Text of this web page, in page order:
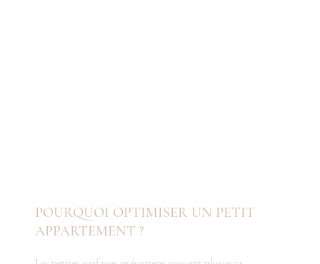
POURQUOI OPTIMISER UN PETIT
APPARTEMENT ?